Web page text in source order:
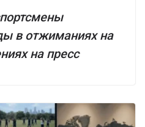
в отжиманиях на
на пресс